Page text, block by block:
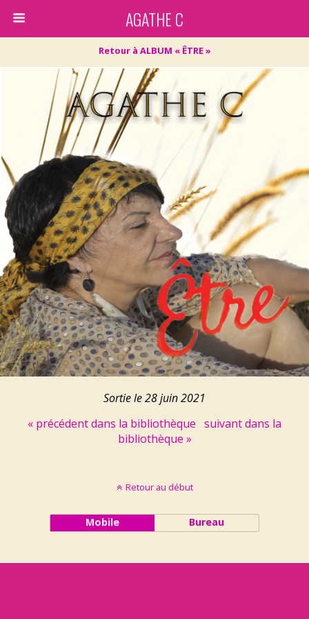
AGATHE C
Retour à ALBUM « ÊTRE »
Sortie le 28 juin 2021
« précédent dans la bibliothèque suivant dans la
bibliothèque »
Retour au début
Mobile Bureau